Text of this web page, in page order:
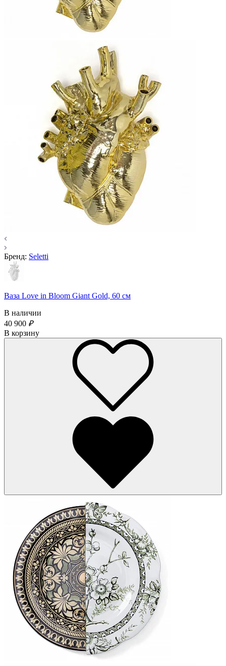
Бренд: Seletti
Ваза Love in Bloom Giant Gold, 60 см
В наличии
40 900 ₽
В корзину